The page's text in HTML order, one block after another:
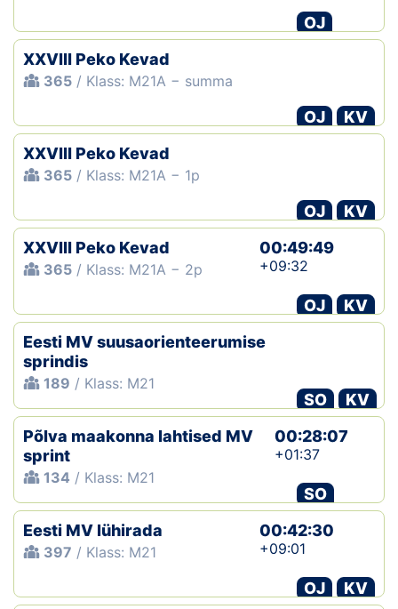
OJ
XXVIII Peko Kevad
365 / Klass: M21A − summa
OJ
KV
XXVIII Peko Kevad
365 / Klass: M21A − 1p
OJ
KV
XXVIII Peko Kevad
365 / Klass: M21A − 2p
00:49:49
+09:32
OJ
KV
Eesti MV suusaorienteerumise
sprindis
189 / Klass: M21
SO
KV
Põlva maakonna lahtised MV
sprint
134 / Klass: M21
00:28:07
+01:37
SO
Eesti MV lühirada
397 / Klass: M21
00:42:30
+09:01
OJ
KV